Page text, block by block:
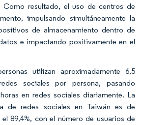
Como resultado, el uso de centros de
impulsando simultáneamente la
de almacenamiento dentro de
e impactando positivamente en el
utilizan aproximadamente 6,5
sociales por persona, pasando
en redes sociales diariamente. La
de redes sociales en Taiwán es de
89,4%, con el número de usuarios de